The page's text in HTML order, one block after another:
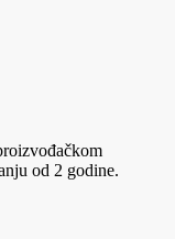
od 2 godine.